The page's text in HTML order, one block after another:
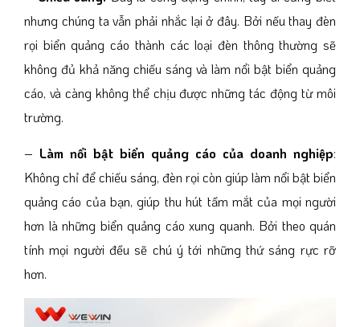
nhưng chúng ta vẫn phải nhắc lại ở đây. Bởi nếu thay đèn
rọi biển quảng cáo thành các loại đèn thông thường sẽ
không đủ khả năng chiếu sáng và làm nổi bật biển quảng
cáo, và càng không thể chịu được những tác động từ môi
trường.
– Làm nổi bật biển quảng cáo của doanh nghiệp:
Không chỉ để chiếu sáng, đèn rọi còn giúp làm nổi bật biển
quảng cáo của bạn, giúp thu hút tầm mắt của mọi người
hơn là những biển quảng cáo xung quanh. Bởi theo quán
tính mọi người đều sẽ chú ý tới những thứ sáng rực rỡ
hơn.